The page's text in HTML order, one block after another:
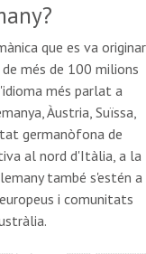
que es va originar
més de 100 milions
més parlat a
Àustria, Suïssa,
germanòfona de
al nord d'Itàlia, a la
també s'estén a
i comunitats